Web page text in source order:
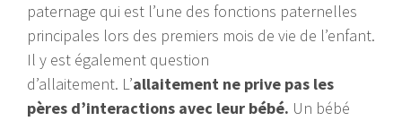
paternage qui est l’une des fonctions paternelles
principales lors des premiers mois de vie de l’enfant.
Il y est également question
d’allaitement. L’allaitement ne prive pas les
pères d’interactions avec leur bébé. Un bébé